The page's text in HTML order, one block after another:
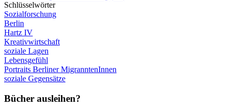
Schlüsselwörter
Sozialforschung
Berlin
Hartz IV
Kreativwirtschaft
soziale Lagen
Lebensgefühl
Portraits Berliner MigranntenInnen
soziale Gegensätze
Bücher ausleihen?